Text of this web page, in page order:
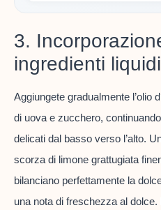
3.
ingredienti liquidi
Aggiungete gradualmente l’olio
di uova e zucchero,
delicati dal basso verso l’alto.
scorza di limone grattugiata
bilanciano perfettamente la
una nota di freschezza al